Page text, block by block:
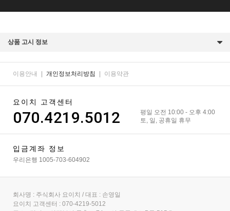
상품 고시 정보
이용안내 | 개인정보처리방침 | 이용약관
요이치 고객센터
070.4219.5012
평일 오전 10:00 - 오후 4:00
토, 일, 공휴일 휴무
입금계좌 정보
우리은행 1005-703-604902
회사명 : 주식회사 요이치 / 대표 : 손영일
요이치 고객센터 : 070-4219-5012